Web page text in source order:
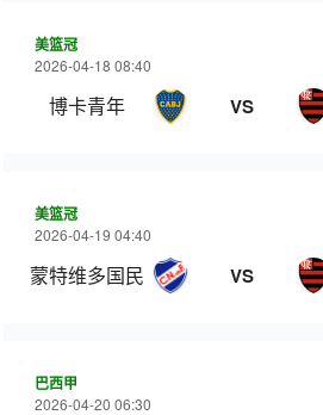
美篮冠
2026-04-18 08:40
博卡青年 VS
美篮冠
2026-04-19 04:40
蒙特维多国民 VS
巴西甲
2026-04-20 06:30